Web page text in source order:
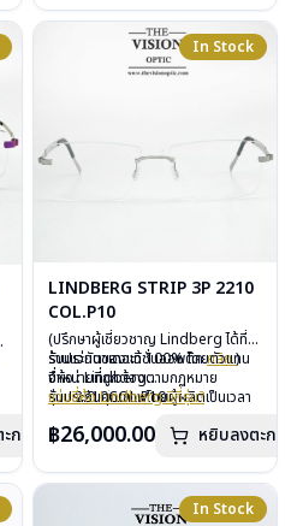
ร้า
In Stock
LINDBERG STRIP 3P 2210
COL.P10
(ปรึกษาผู้เชี่ยวชาญ Lindberg ได้ที่
ร้านแว่นตาเดอะวิชั่นออพติคคลิก)
รับประกันของแท้ 100% โดยตัวแทน
จำหน่ายที่ถูกต้องตามกฏหมาย
รับประกันคุณภาพโดยผู้ผลิตเป็นเวลา
ฟรีอะไหล่ ซิลิโคนจมูก และยางหุ้มขา
ฟรีสลักชื่อบนขาแว่นได้สูงสุด 27 ตัว
ยี่ห้อ : Lindberg
รุ่น : 2210COL.P10
เลนส์ : Demo Lens
น้ำหนัก : 14 กรัม
อุปกรณ์ : กล่องแว่น, ผ้าเช็ดแว่น
การรับประกัน : 3 ปี
แว่นยี่ห้อ Lindberg มีกี่รุ่น?
฿26,000.00 หยิบลงตะกร้า
In Stock